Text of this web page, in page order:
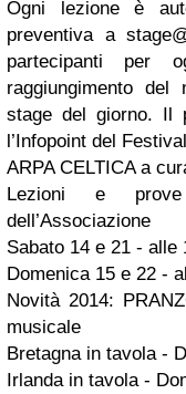
Ogni lezione è
preventiva a
partecipanti per
raggiungimento
stage del giorno. Il
l’Infopoint del
ARPA CELTICA a
Lezioni e
dell’Associazione
Sabato 14 e 21 - alle
Domenica 15 e 22 -
Novità 2014:
musicale
Bretagna in tavola -
Irlanda in tavola -